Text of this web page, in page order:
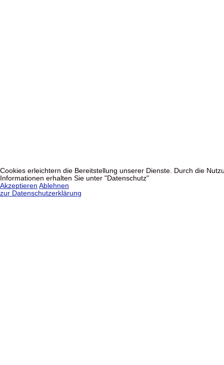
Cookies erleichtern die Bereitstellung unserer Dienste. Durch die
Informationen erhalten Sie unter "Datenschutz"
Akzeptieren Ablehnen
zur Datenschutzerklärung